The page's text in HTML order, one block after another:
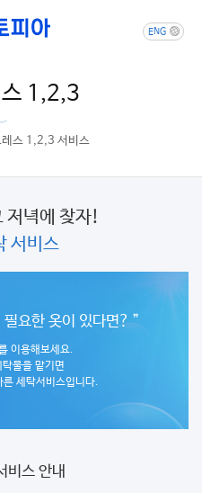
ENG
스 1,2,3
스 1,2,3 서비스
저녁에 찾자!
서비스
필요한 옷이 있다면? ”
이용해보세요.
물을 맡기면
세탁서비스입니다.
비스 안내